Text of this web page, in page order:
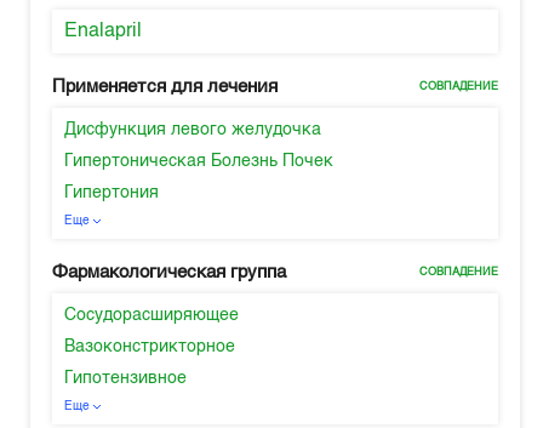
Enalapril
Применяется для лечения СОВПАДЕНИЕ
Дисфункция левого желудочка
Гипертоническая Болезнь Почек
Гипертония
Еще
Фармакологическая группа СОВПАДЕНИЕ
Сосудорасширяющее
Вазоконстрикторное
Гипотензивное
Еще